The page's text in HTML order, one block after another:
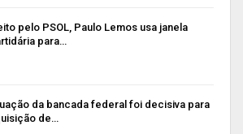
pelo PSOL, Paulo Lemos usa janela
para…
da bancada federal foi decisiva para
de…